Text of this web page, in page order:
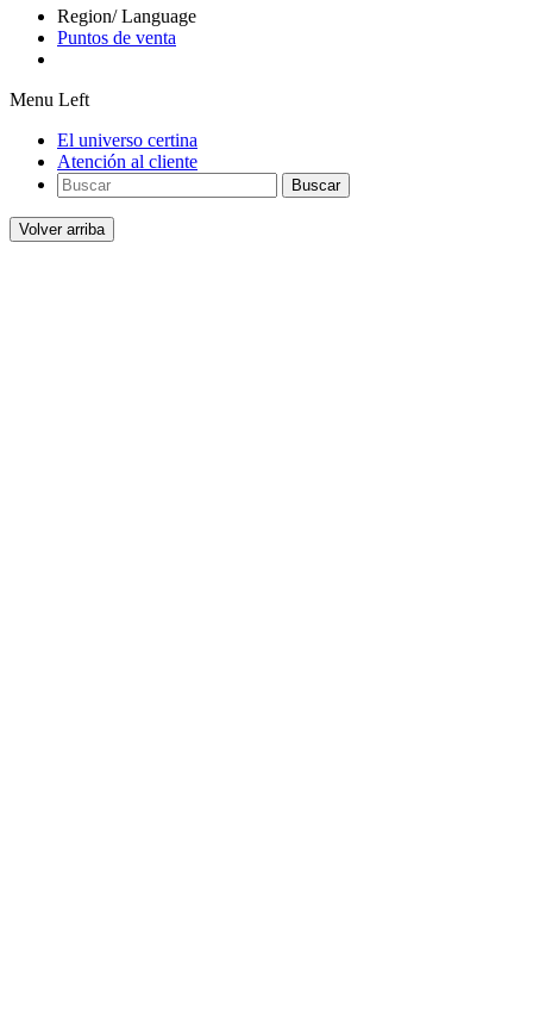
Region/ Language
Puntos de venta
Menu Left
El universo certina
Atención al cliente
Buscar
Volver arriba